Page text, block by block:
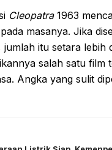
Cleopatra1963
masanya. Jika
jumlah itu setara lebih
salah satu film
Angka yang sulit